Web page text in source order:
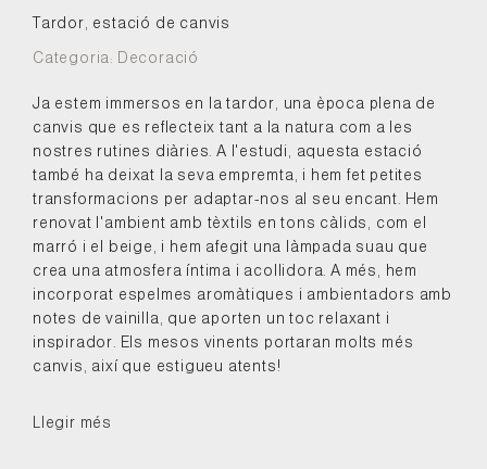
Tardor, estació de canvis
Categoria: Decoració
Ja estem immersos en la tardor, una època plena de
canvis que es reflecteix tant a la natura com a les
nostres rutines diàries. A l'estudi, aquesta estació
també ha deixat la seva empremta, i hem fet petites
transformacions per adaptar-nos al seu encant. Hem
renovat l'ambient amb tèxtils en tons càlids, com el
marró i el beige, i hem afegit una làmpada suau que
crea una atmosfera íntima i acollidora. A més, hem
incorporat espelmes aromàtiques i ambientadors amb
notes de vainilla, que aporten un toc relaxant i
inspirador. Els mesos vinents portaran molts més
canvis, així que estigueu atents!
Llegir més